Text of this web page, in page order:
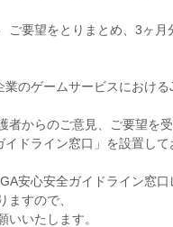
ご要望をとりまとめ、3ヶ月
業のゲームサービスにおけ
者からのご意見、ご要望を
イドライン窓口」を設置して
安心安全ガイドライン窓
ますので、
いいたします。